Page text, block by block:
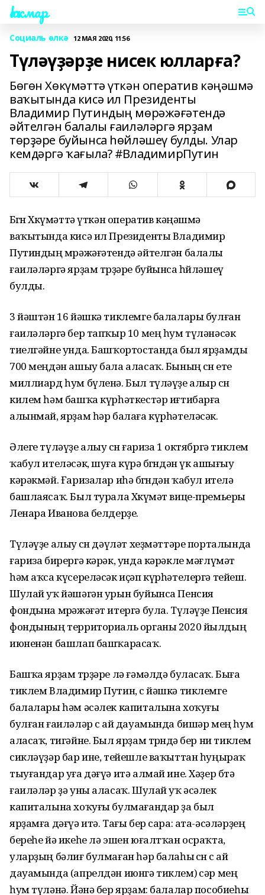
Һаҡмар
Социаль өлкә 12 МАЯ 2020, 11:56
Түләүҙәрҙе нисек юлларға?
Бөгөн Хөкүмәттә үткән оператив кәңәшмә
ваҡытында кисә ил Президенты
Владимир Путиндың мөрәжәғәтендә
әйтелгән балалы ғаиләләргә ярҙам
төрҙәре буйынса һөйләшеү булды. Улар
кемдәргә ҡағыла? #ВладимирПутин
Бөгөн Хөкүмәттә үткән оператив кәңәшмә
ваҡытында кисә ил Президенты Владимир
Путиндың мөрәжәғәтендә әйтелгән балалы
ғаиләләргә ярҙам төрҙәре буйынса һөйләшеү
булды.
3 йәштән 16 йәшкә тиклемге балалары булған
ғаиләләргә бер тапҡыр 10 мең һум түләнәсәк
тиелгәйне унда. Башҡортостанда был ярҙамды
700 меңдән ашыу бала аласаҡ. Бының өсөн ете
миллиард һум бүленә. Был түләүҙе алыр өсөн
килем һәм башҡа күрһәткестәр иғтибарға
алынмай, ярҙам һәр балаға күрһәтеләсәк.
Әлеге түләүҙе алыу өсөн ғариза 1 октябргә тиклем
ҡабул ителәсәк, шуға күрә бөгөндән үк ашығыу
кәрәкмәй. Ғаризалар иһә бөгөндән ҡабул ителә
башлаясаҡ. Был турала Хөкүмәт вице-премьеры
Ленара Иванова белдерҙе.
Түләүҙе алыу өсөн дәүләт хеҙмәттәре порталында
ғариза бирергә кәрәк, унда кәрәкле мәғлүмәт
һәм аҡса күсереләсәк иҫәп күрһәтелергә тейеш.
Шулай уҡ йәшәгән урын буйынса Пенсия
фондына мөрәжәғәт итергә була. Түләүҙе Пенсия
фондының территориаль органы 2020 йылдың
июненән башлап башҡарасаҡ.
Башҡа ярҙам төрҙәре лә ғәмәлдә буласаҡ. Быға
тиклем Владимир Путин, өс йәшкә тиклемге
балалары һәм әсәлек капиталына хоҡуғы
булған ғаиләләр өс ай дауамында бишәр мең һум
аласаҡ, тигәйне. Был ярҙам төрөндә бер ни тиклем
сикләүҙәр бар ине, тейешле ваҡыттан һуңыраҡ
тыуғандар уға дәғүә итә алмай ине. Хәҙер бөтә
ғаиләләр ҙә уны аласаҡ. Шулай уҡ әсәлек
капиталына хоҡуғы булмағандар ҙа был
ярҙамға дәғүә итә. Тағы бер сара: ата-әсәләрҙең
береһе йә икеһе лә эшен юғалтҡан осраҡта,
уларҙың бәлиғ булмаған һәр балаһы өсөн өс ай
дауамында (апрелдән июнгә тиклем) өсәр мең
һум түләнә. Йәнә бер ярҙам: балалар пособиеһы